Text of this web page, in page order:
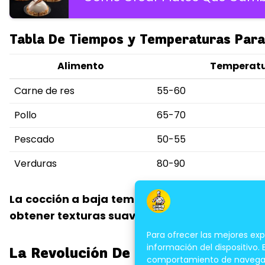
Para ofrecer las mejores
información del dispositivo.
comportamiento de
Tabla De Tiempos y Temperaturas
Alimento
Carne de res
55-60
Pollo
65-70
Pescado
50-55
Verduras
80-90
La cocción a baja temperatura es ideal
obtener texturas suaves y jugosas,
La Revolución De La Cocina Al